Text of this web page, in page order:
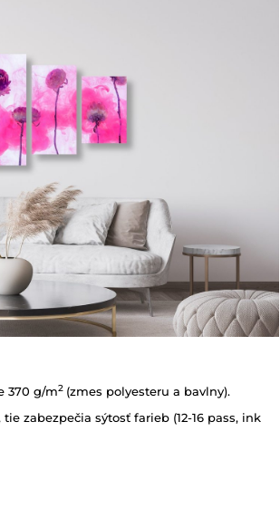
370 g/m2 (zmes polyesteru a bavlny).
zabezpečia sýtosť farieb (12-16 pass, ink